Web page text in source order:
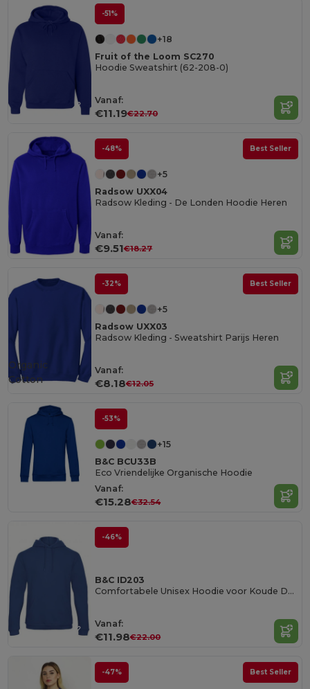
-51%
+18
Fruit of the Loom SC270
Hoodie Sweatshirt (62-208-0)
Vanaf:
€11.19€22.70
-48% Best Seller
+5
Radsow UXX04
Radsow Kleding - De Londen Hoodie Heren
Vanaf:
€9.51€18.27
-32% Best Seller
+5
Radsow UXX03
Radsow Kleding - Sweatshirt Parijs Heren
Vanaf:
€8.18€12.05
Organic
Cotton
-53%
+15
B&C BCU33B
Eco Vriendelijke Organische Hoodie
Vanaf:
€15.28€32.54
-46%
B&C ID203
Comfortabele Unisex Hoodie voor Koude Dagen
Vanaf:
€11.98€22.00
-47% Best Seller